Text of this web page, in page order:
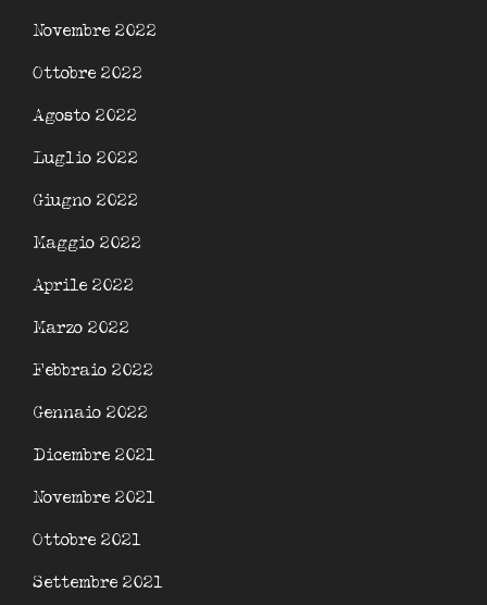
Novembre 2022
Ottobre 2022
Agosto 2022
Luglio 2022
Giugno 2022
Maggio 2022
Aprile 2022
Marzo 2022
Febbraio 2022
Gennaio 2022
Dicembre 2021
Novembre 2021
Ottobre 2021
Settembre 2021